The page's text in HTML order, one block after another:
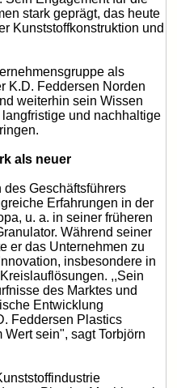
stark geprägt, das heute
Kunststoffkonstruktion und
als
K.D. Feddersen Norden
weiterhin sein Wissen
und nachhaltige
als neuer
Geschäftsführers
Erfahrungen in der
u. a. in seiner früheren
Während seiner
er das Unternehmen zu
insbesondere in
,,Sein
des Marktes und
Entwicklung
Feddersen Plastics
sein", sagt Torbjörn